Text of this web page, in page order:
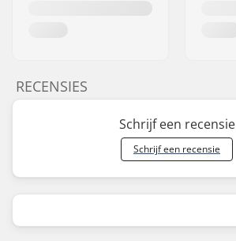
RECENSIES
Schrijf een recensie
Schrijf een recensie